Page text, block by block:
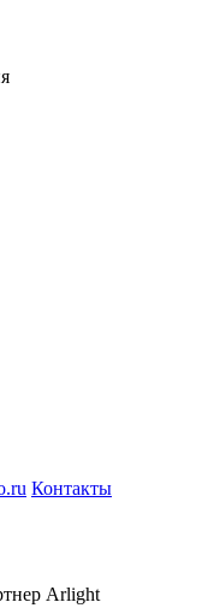
Контакты
Arlight